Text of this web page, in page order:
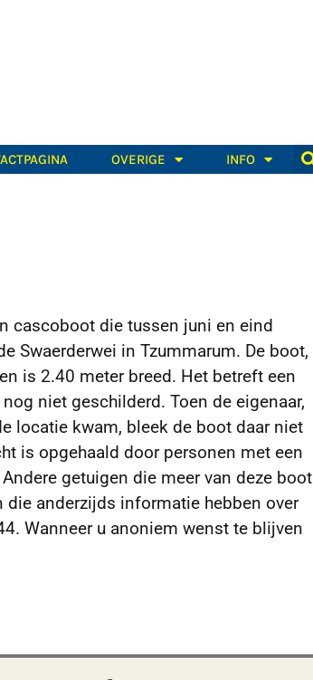
OVERIGE INFO
cascoboot die tussen juni en eind
Swaerderwei in Tzummarum. De boot,
is 2.40 meter breed. Het betreft een
niet geschilderd. Toen de eigenaar,
locatie kwam, bleek de boot daar niet
is opgehaald door personen met een
getuigen die meer van deze boot
anderzijds informatie hebben over
Wanneer u anoniem wenst te blijven